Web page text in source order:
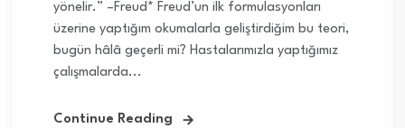
yönelir.” –Freud* Freud’un ilk formulasyonları
üzerine yaptığım okumalarla geliştirdiğim bu teori,
bugün hâlâ geçerli mi? Hastalarımızla yaptığımız
çalışmalarda...
Continue Reading